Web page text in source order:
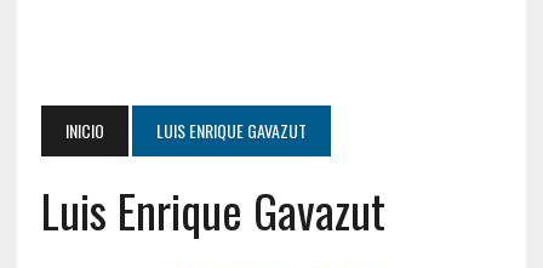
INICIO LUIS ENRIQUE GAVAZUT
Luis Enrique Gavazut